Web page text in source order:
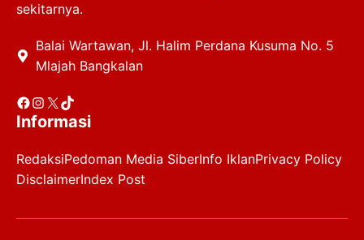
sekitarnya.
Balai Wartawan, Jl. Halim Perdana Kusuma No. 5
Mlajah Bangkalan
Facebook
Instagram
X TikTok
Informasi
RedaksiPedoman Media SiberInfo IklanPrivacy Policy
DisclaimerIndex Post